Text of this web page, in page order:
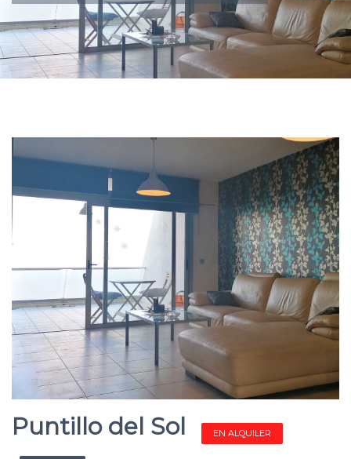
Puntillo del Sol EN ALQUILER